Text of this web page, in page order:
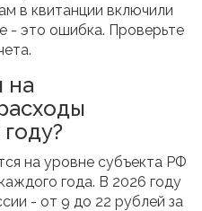
в квитанции включили
- это ошибка. Проверьте
на
на уровне субъекта РФ
года. В 2026 году
- от 9 до 22 рублей за